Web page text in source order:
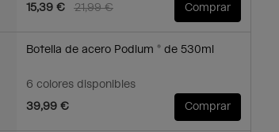
Price reduced from
21,99 €to
15,39 € Comprar
Botella de acero Podium ® de 530ml
6 colores disponibles
39,99 €
Comprar